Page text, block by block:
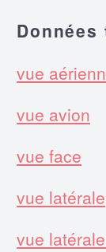
vue
vue avion
vue face
vue latérale
vue